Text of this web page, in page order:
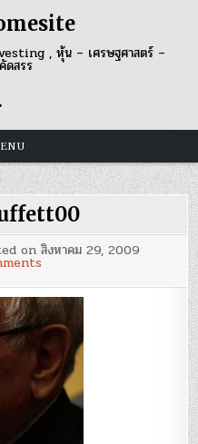
, หุ้น – เศรษฐศาสตร์ –
ดสรร
on สิงหาคม 29, 2009
on